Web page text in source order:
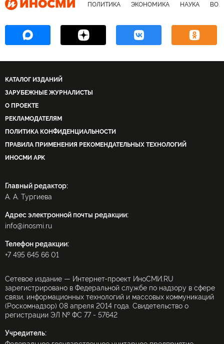
ПОЛИТИКА ЭКОНОМИКА НАУКА
КАТАЛОГ ИЗДАНИЙ
ЗАРУБЕЖНЫЕ ЖУРНАЛИСТЫ
О ПРОЕКТЕ
РЕКЛАМОДАТЕЛЯМ
ПОЛИТИКА КОНФИДЕНЦИАЛЬНОСТИ
ПРАВИЛА ПРИМЕНЕНИЯ РЕКОМЕНДАТЕЛЬНЫХ ТЕХНОЛОГИЙ
ИНОСМИ APK
Главный редактор:
А. А. Тургиева
Адрес электронной почты редакции:
info@inosmi.ru
Телефон редакции:
+7 495 645 66 01
Сетевое издание — Интернет-проект ИноСМИ.RU
зарегистрировано в Федеральной службе по надзору в сфере
связи, информационных технологий и массовых коммуникаций
(Роскомнадзор) 08 апреля 2014 года. Свидетельство о
регистрации ЭЛ № ФС 77 - 57642
Учредитель: